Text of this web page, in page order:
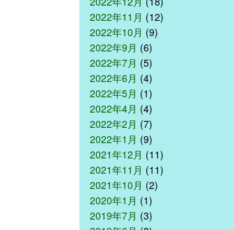
2022年11月 (12)
2022年10月 (9)
2022年9月 (6)
2022年7月 (5)
2022年6月 (4)
2022年5月 (1)
2022年4月 (4)
2022年2月 (7)
2022年1月 (9)
2021年12月 (11)
2021年11月 (11)
2021年10月 (2)
2020年1月 (1)
2019年7月 (3)